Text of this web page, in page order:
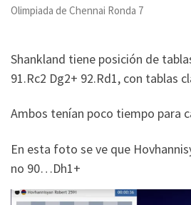
Olimpiada de Chennai Ronda 7
Shankland tiene posición de
91.Rc2 Dg2+ 92.Rd1, con tablas
Ambos tenían poco tiempo para
En esta foto se ve que
no 90…Dh1+